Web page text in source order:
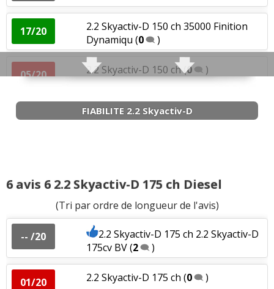
17/20
2.2 Skyactiv-D 150 ch 35000 Finition
Dynamiqu (0 )
05/20 2.2 Skyactiv-D 150 ch(0 )
17/20 2.2 Skyactiv-D 150 ch 10000 km 2014
2.2 Skyactiv-D 150 ch BVA, 50000 km,
juin 201(4 )
18/20 2.2 Skyactiv-D 150 ch 2014 wagon
2.2 Skyactiv-D 150 ch 2015 Berline
FIABILITE 2.2 Skyactiv-D
6 avis 6 2.2 Skyactiv-D 175 ch Diesel
(Tri par ordre de longueur de l'avis)
-- /20
2.2 Skyactiv-D 175 ch 2.2 Skyactiv-D
175cv BV(2 )
01/20 2.2 Skyactiv-D 175 ch (0 )